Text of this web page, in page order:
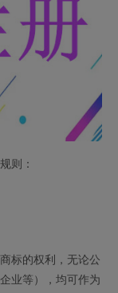
则：
标的权利，无论公
业等），均可作为